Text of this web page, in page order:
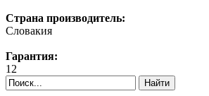
Страна производитель:
Словакия
Гарантия:
12
Найти